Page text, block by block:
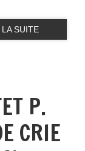
LA SUITE
P.
CRIE